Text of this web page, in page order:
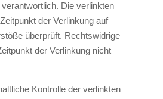
Die verlinkten
der Verlinkung auf
überprüft. Rechtswidrige
der Verlinkung nicht
Kontrolle der verlinkten